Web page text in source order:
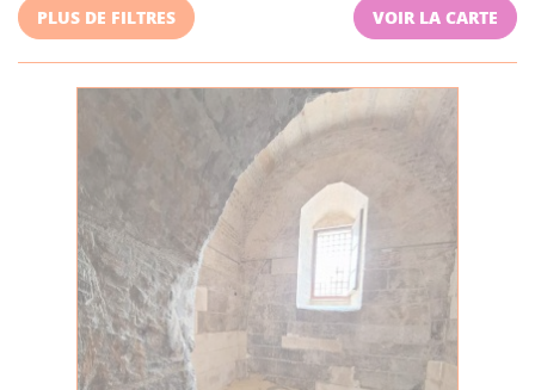
PLUS DE FILTRES VOIR LA CARTE